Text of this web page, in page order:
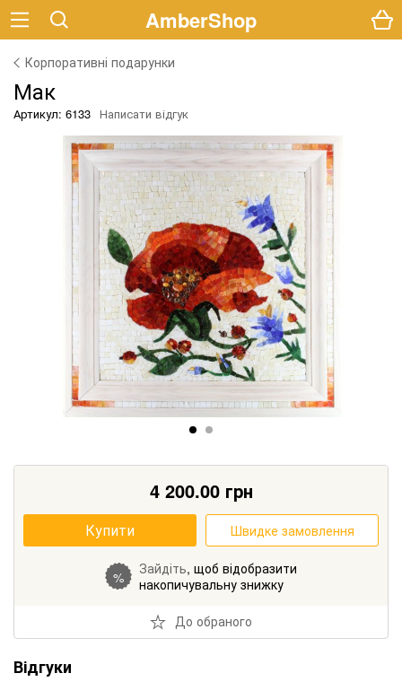
Корпоративні подарунки
Мак
Артикул: 6133 Написати відгук
4 200.00грн
Купити Швидке замовлення
% Зайдіть, щоб відобразити
накопичувальну знижку
До обраного
Відгуки
AmberShop